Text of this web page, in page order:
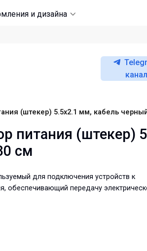
и дизайна
канал
(штекер) 5.5х2.1 мм, кабель
питания (штекер)
см
для подключения устройств к
обеспечивающий передачу